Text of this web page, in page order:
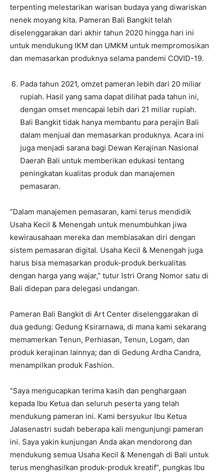
terpenting melestarikan warisan budaya yang diwariskan
nenek moyang kita. Pameran Bali Bangkit telah
diselenggarakan dari akhir tahun 2020 hingga hari ini
untuk mendukung IKM dan UMKM untuk mempromosikan
dan memasarkan produknya selama pandemi COVID-19.
Pada tahun 2021, omzet pameran lebih dari 20 miliar
rupiah. Hasil yang sama dapat dilihat pada tahun ini,
dengan omset mencapai lebih dari 21 miliar rupiah.
Bali Bangkit tidak hanya membantu para perajin Bali
dalam menjual dan memasarkan produknya. Acara ini
juga menjadi sarana bagi Dewan Kerajinan Nasional
Daerah Bali untuk memberikan edukasi tentang
peningkatan kualitas produk dan manajemen
pemasaran.
“Dalam manajemen pemasaran, kami terus mendidik
Usaha Kecil & Menengah untuk menumbuhkan jiwa
kewirausahaan mereka dan membiasakan diri dengan
sistem pemasaran digital. Usaha Kecil & Menengah juga
harus bisa memasarkan produk-produk berkualitas
dengan harga yang wajar,” tutur Istri Orang Nomor satu di
Bali didepan para delegasi undangan.
Pameran Bali Bangkit di Art Center diselenggarakan di
dua gedung: Gedung Ksirarnawa, di mana kami sekarang
memamerkan Tenun, Perhiasan, Tenun, Logam, dan
produk kerajinan lainnya; dan di Gedung Ardha Candra,
menampilkan produk Fashion.
“Saya mengucapkan terima kasih dan penghargaan
kepada Ibu Ketua dan seluruh peserta yang telah
mendukung pameran ini. Kami bersyukur Ibu Ketua
Jalasenastri sudah beberapa kali mengunjungi pameran
ini. Saya yakin kunjungan Anda akan mendorong dan
mendukung semua Usaha Kecil & Menengah di Bali untuk
terus menghasilkan produk-produk kreatif”, pungkas Ibu